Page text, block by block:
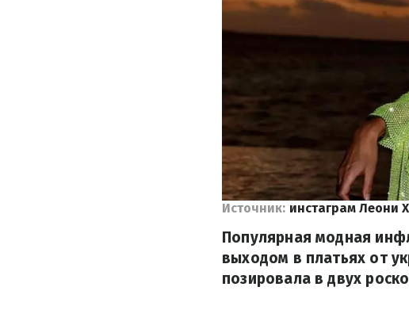
Источник: инстаграм Леони
Популярная модная
выходом в платьях от
позировала в двух